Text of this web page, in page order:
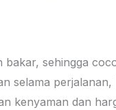
sehingga
selama
kenyaman dan